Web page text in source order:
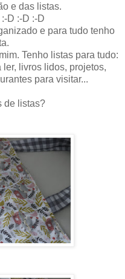
e das listas.
D :-D :-D
e para tudo tenho
Tenho listas para tudo:
livros lidos, projetos,
para visitar...
de listas?